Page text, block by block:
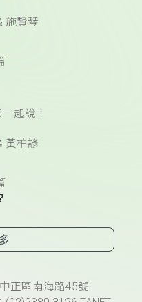
施賢琴
起說！
黃柏諺
正區南海路45號